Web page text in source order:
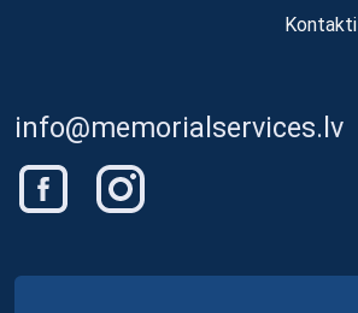
Kontakti
info@memorialservices.lv